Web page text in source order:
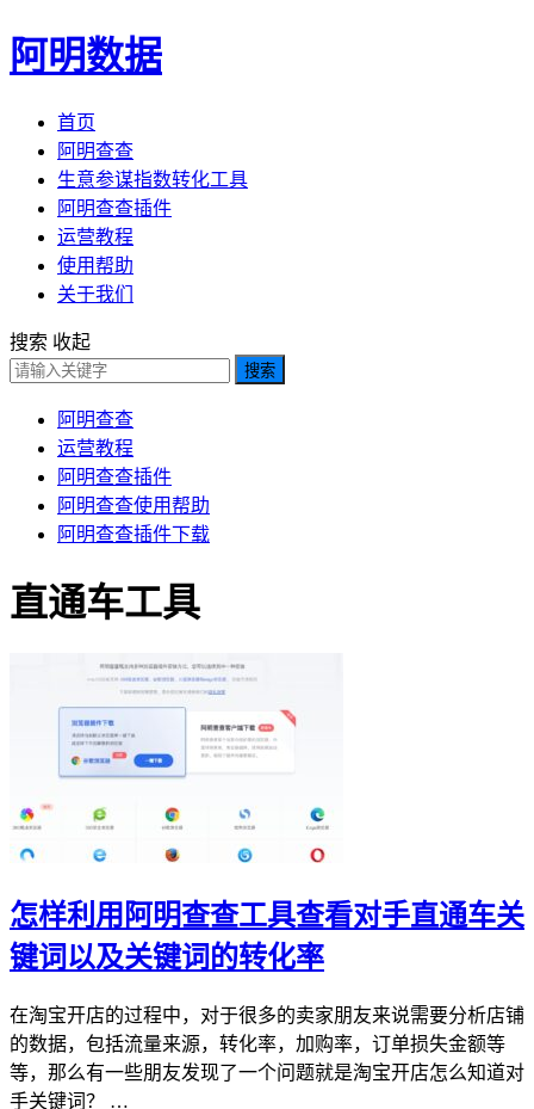
阿明数据
首页
阿明查查
生意参谋指数转化工具
阿明查查插件
运营教程
使用帮助
关于我们
搜索 收起
搜索
阿明查查
运营教程
阿明查查插件
阿明查查使用帮助
阿明查查插件下载
直通车工具
怎样利用阿明查查工具查看对手直通车关
键词以及关键词的转化率
在淘宝开店的过程中，对于很多的卖家朋友来说需要分析店铺
的数据，包括流量来源，转化率，加购率，订单损失金额等
等，那么有一些朋友发现了一个问题就是淘宝开店怎么知道对
手关键词？ …